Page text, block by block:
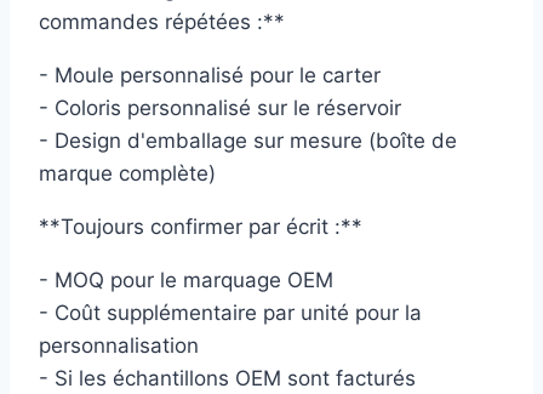
commandes répétées :**
- Moule personnalisé pour le carter
- Coloris personnalisé sur le réservoir
- Design d'emballage sur mesure (boîte de
marque complète)
**Toujours confirmer par écrit :**
- MOQ pour le marquage OEM
- Coût supplémentaire par unité pour la
personnalisation
- Si les échantillons OEM sont facturés